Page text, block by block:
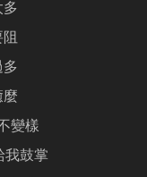
多
阻
多
麼
變樣
我鼓掌